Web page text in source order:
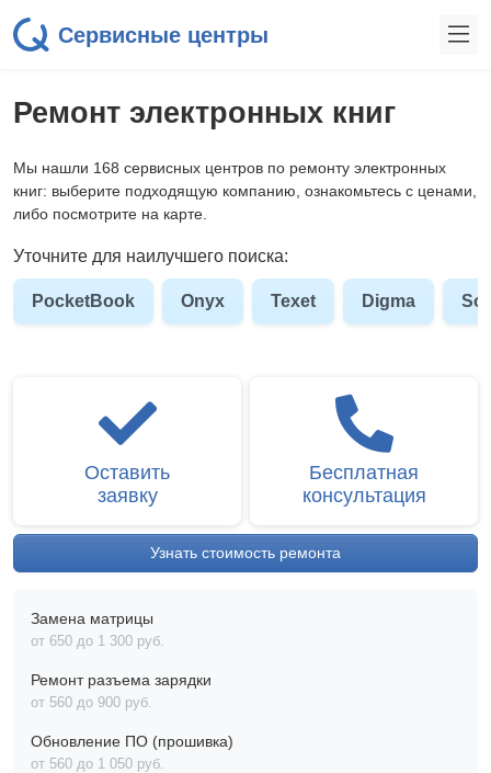
Сервисные центры
Ремонт электронных книг
Мы нашли 168 сервисных центров по ремонту электронных
книг: выберите подходящую компанию, ознакомьтесь с ценами,
либо посмотрите на карте.
Уточните для наилучшего поиска:
PocketBook Onyx Texet Digma
Оставить
заявку
Бесплатная
консультация
Узнать стоимость ремонта
Замена матрицы
от 650 до 1 300 pyб.
Ремонт разъема зарядки
от 560 до 900 pyб.
Обновление ПО (прошивка)
от 560 до 1 050 pyб.